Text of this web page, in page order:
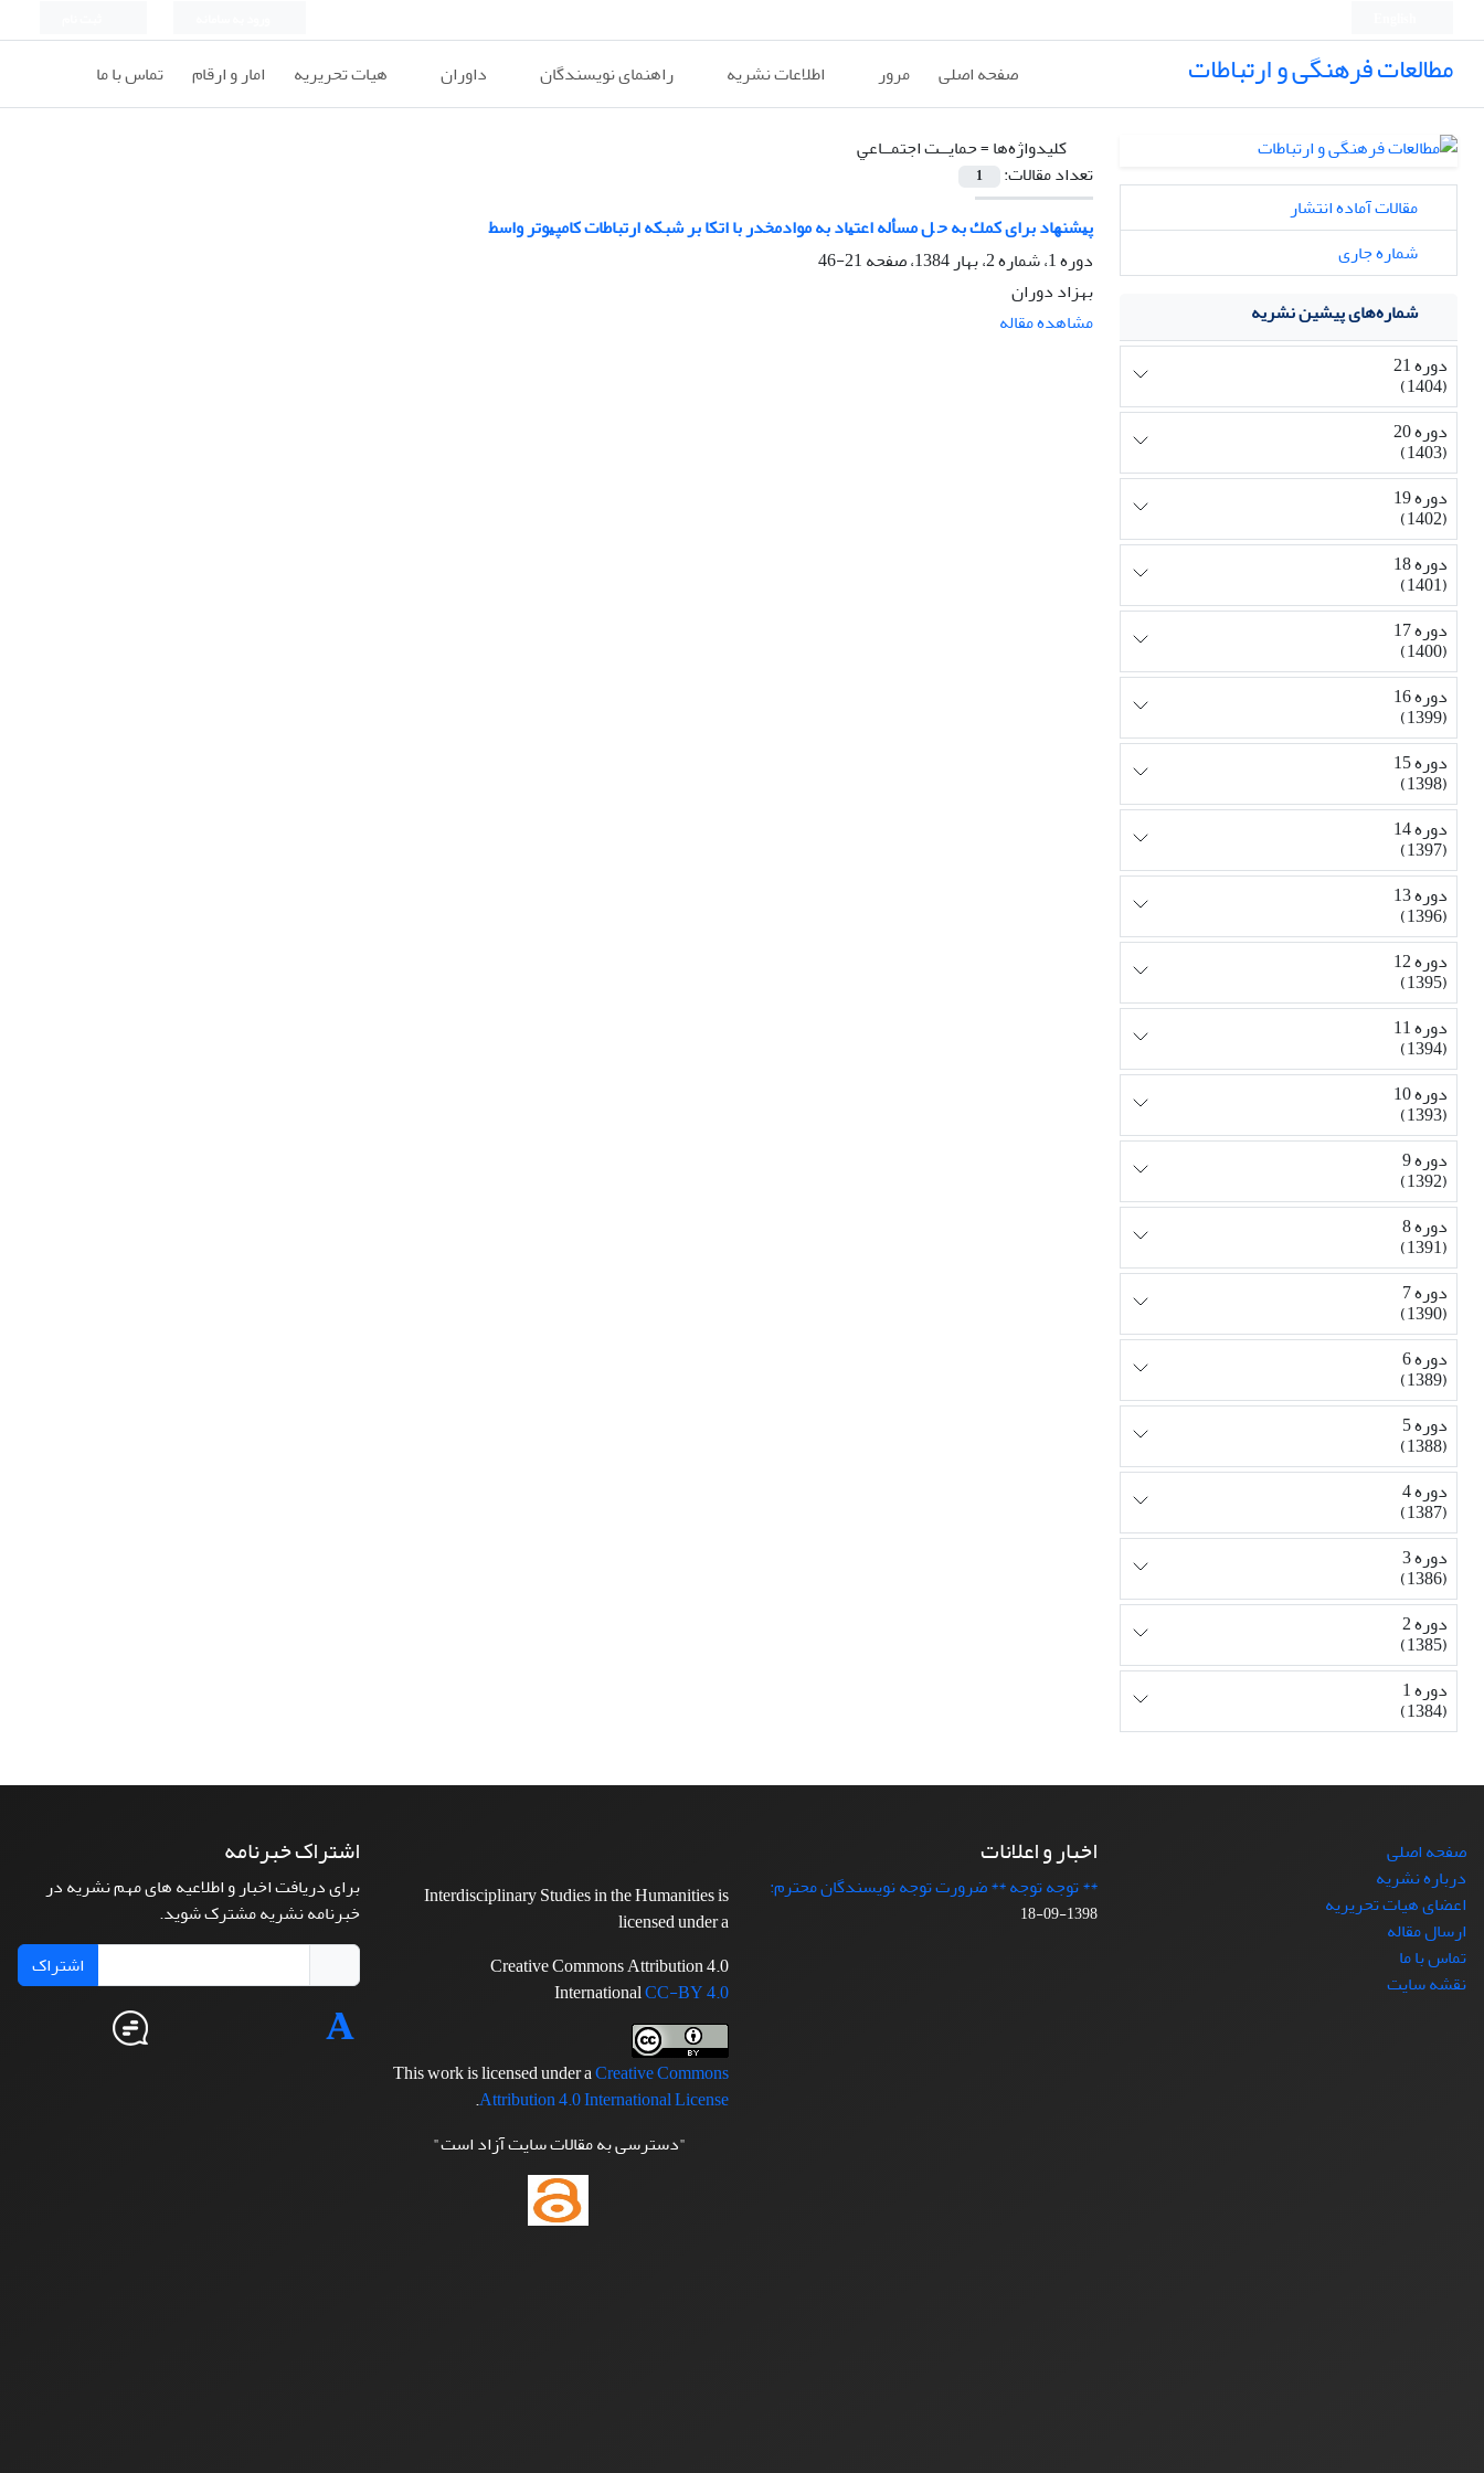
مطالعات فرهنگی و ارتباطات صفحه اصلی مرور اطلاعات نشریه راهنمای نویسندگان داوران هیات تحریریه امار و ارقام تماس با ما
کلیدواژه‌ها =ﺣﻤﺎﻳــﺖ اﺟﺘﻤــﺎﻋﻲ
تعداد مقالات:
1
ﭘﻴﺸﻨﻬﺎد ﺑﺮای ﻛﻤﻚ ﺑﻪ ﺣ ﻞ ﻣﺴﺄﻟﻪ اﻋﺘﻴﺎد ﺑﻪ ﻣﻮادﻣﺨﺪر ﺑﺎ اﺗﻜﺎ ﺑﺮ ﺷﺒﻜﻪ ارﺗﺒﺎﻃﺎت ﻛﺎﻣﭙﻴﻮﺗﺮ واﺳﻂ
دوره 1، شماره 2، بهار 1384، صفحه
21-46
بهزاد دوران
مشاهده مقاله
مقالات آماده انتشار
شماره جاری
شماره‌های پیشین نشریه
دوره 21
(1404)
دوره 20
(1403)
دوره 19
(1402)
دوره 18
(1401)
دوره 17
(1400)
دوره 16
(1399)
دوره 15
(1398)
دوره 14
(1397)
دوره 13
(1396)
دوره 12
(1395)
دوره 11
(1394)
دوره 10
(1393)
دوره 9
(1392)
دوره 8
(1391)
دوره 7
(1390)
دوره 6
(1389)
دوره 5
(1388)
دوره 4
(1387)
دوره 3
(1386)
دوره 2
(1385)
دوره 1
(1384)
صفحه اصلی
درباره نشریه
اعضای هیات تحریریه
ارسال مقاله
تماس با ما
نقشه سایت
اخبار و اعلانات
** توجه توجه ** ضرورت توجه نویسندگان محترم:
1398-09-18
Interdisciplinary Studies in the Humanities is
licensed under a
Creative Commons Attribution 4.0
InternationalCC-BY 4.0
This work is licensed under aCreative Commons
Attribution 4.0 International License
.
"دسترسی به مقالات سایت آزاد است"
اشتراک خبرنامه
برای دریافت اخبار و اطلاعیه های مهم نشریه در
خبرنامه نشریه مشترک شوید.
اشتراک